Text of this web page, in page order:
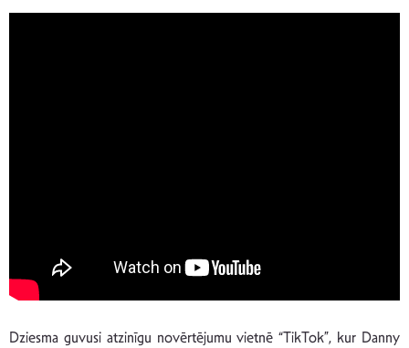
Dziesma guvusi atzinīgu novērtējumu vietnē “TikTok”, kur Danny